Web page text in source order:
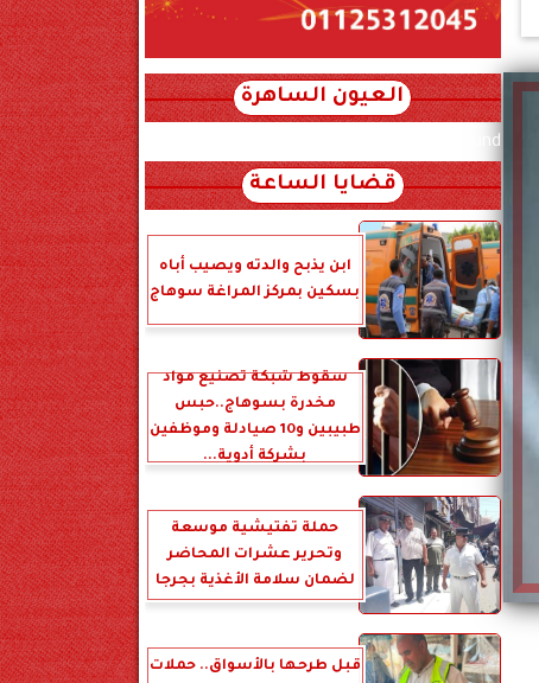
العيون الساهرة
xml_json/rss/~12.xml x0n not found
قضايا الساعة
ابن يذبح والدته ويصيب أباه
بسكين بمركز المراغة سوهاج
سقوط شبكة تصنيع مواد
مخدرة بسوهاج..حبس
طبيبين و10 صيادلة وموظفين
بشركة أدوية...
حملة تفتيشية موسعة
وتحرير عشرات المحاضر
لضمان سلامة الأغذية بجرجا
قبل طرحها بالأسواق.. حملات